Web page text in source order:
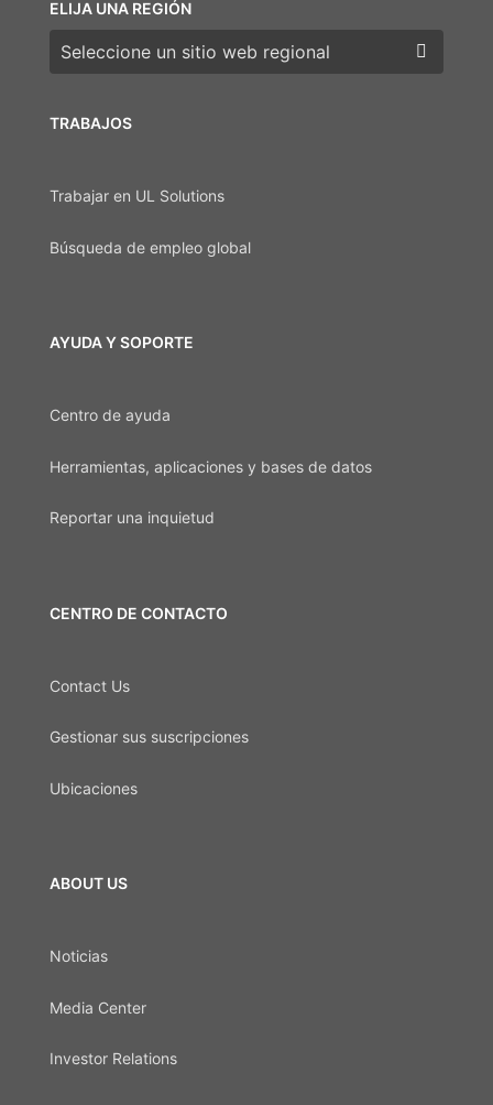
TRABAJOS
Trabajar en UL Solutions
Búsqueda de empleo global
AYUDA Y SOPORTE
Centro de ayuda
Herramientas, aplicaciones y bases de datos
Reportar una inquietud
CENTRO DE CONTACTO
Contact Us
Gestionar sus suscripciones
Ubicaciones
ABOUT US
Noticias
Media Center
Investor Relations
ELIJA UNA REGIÓN
Elija una región